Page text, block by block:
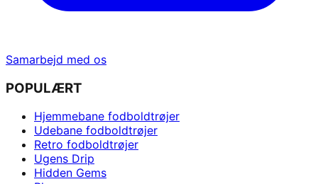
Samarbejd med os
POPULÆRT
Hjemmebane fodboldtrøjer
Udebane fodboldtrøjer
Retro fodboldtrøjer
Ugens Drip
Hidden Gems